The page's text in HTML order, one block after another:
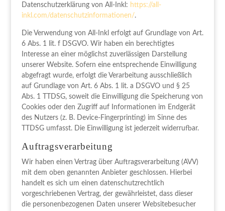
Datenschutzerklärung von All-Inkl: https://all-
inkl.com/datenschutzinformationen/.
Die Verwendung von All-Inkl erfolgt auf Grundlage von Art.
6 Abs. 1 lit. f DSGVO. Wir haben ein berechtigtes
Interesse an einer möglichst zuverlässigen Darstellung
unserer Website. Sofern eine entsprechende Einwilligung
abgefragt wurde, erfolgt die Verarbeitung ausschließlich
auf Grundlage von Art. 6 Abs. 1 lit. a DSGVO und § 25
Abs. 1 TTDSG, soweit die Einwilligung die Speicherung von
Cookies oder den Zugriff auf Informationen im Endgerät
des Nutzers (z. B. Device-Fingerprinting) im Sinne des
TTDSG umfasst. Die Einwilligung ist jederzeit widerrufbar.
Auftragsverarbeitung
Wir haben einen Vertrag über Auftragsverarbeitung (AVV)
mit dem oben genannten Anbieter geschlossen. Hierbei
handelt es sich um einen datenschutzrechtlich
vorgeschriebenen Vertrag, der gewährleistet, dass dieser
die personenbezogenen Daten unserer Websitebesucher